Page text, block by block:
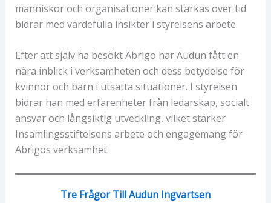
människor och organisationer kan stärkas över tid
bidrar med värdefulla insikter i styrelsens arbete.
Efter att själv ha besökt Abrigo har Audun fått en
nära inblick i verksamheten och dess betydelse för
kvinnor och barn i utsatta situationer. I styrelsen
bidrar han med erfarenheter från ledarskap, socialt
ansvar och långsiktig utveckling, vilket stärker
Insamlingsstiftelsens arbete och engagemang för
Abrigos verksamhet.
Tre Frågor Till Audun Ingvartsen